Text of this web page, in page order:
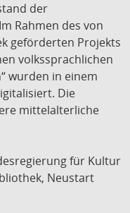
der
Rahmen des von
geförderten Projekts
volkssprachlichen
wurden in einem
Die
mittelalterliche
für Kultur
Neustart